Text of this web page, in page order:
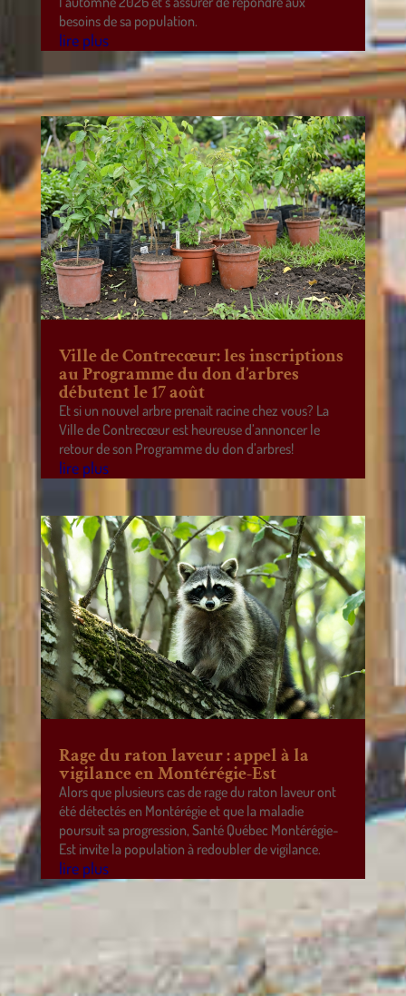
besoins de sa population.
lire plus
Ville de Contrecœur: les inscriptions
au Programme du don d’arbres
débutent le 17 août
Et si un nouvel arbre prenait racine chez vous? La
Ville de Contrecœur est heureuse d’annoncer le
retour de son Programme du don d’arbres!
lire plus
Rage du raton laveur : appel à la
vigilance en Montérégie-Est
Alors que plusieurs cas de rage du raton laveur ont
été détectés en Montérégie et que la maladie
poursuit sa progression, Santé Québec Montérégie-
Est invite la population à redoubler de vigilance.
lire plus